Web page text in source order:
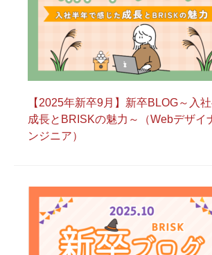
【2025年新卒9月】新卒BLOG～入
成長とBRISKの魅力～（Webデザイ
ンジニア）